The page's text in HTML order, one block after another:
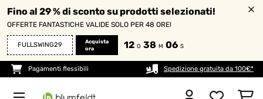
Fino al 29 % di sconto su prodotti selezionati!
OFFERTE FANTASTICHE VALIDE SOLO PER 48 ORE!
FULLSWING29
Acquista
ora
12 O 38 M 06 S
Pagamenti flessibili Spedizione gratuita da 100€*